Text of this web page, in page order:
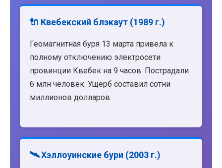
🔌 Квебекский блэкаут (1989 г.)
Геомагнитная буря 13 марта привела к
полному отключению электросети
провинции Квебек на 9 часов. Пострадали
6 млн человек. Ущерб составил сотни
миллионов долларов.
🛰️ Хэллоуинские бури (2003 г.)